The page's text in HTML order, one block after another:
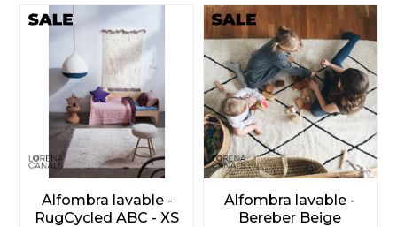
Alfombra lavable -
RugCycled ABC - XS
Alfombra lavable -
Bereber Beige